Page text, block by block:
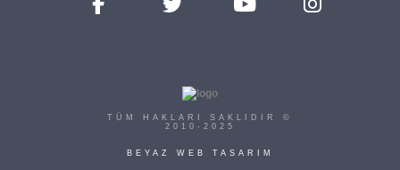
TÜM HAKLARI SAKLIDIR ©
2010-2025
BEYAZ WEB TASARIM